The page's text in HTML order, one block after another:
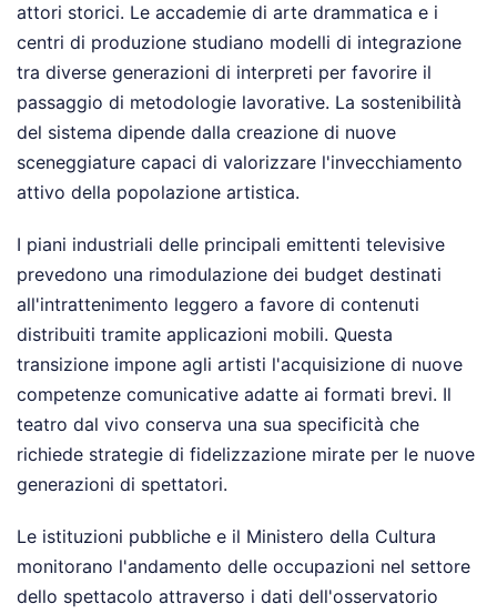
attori storici. Le accademie di arte drammatica e i
centri di produzione studiano modelli di integrazione
tra diverse generazioni di interpreti per favorire il
passaggio di metodologie lavorative. La sostenibilità
del sistema dipende dalla creazione di nuove
sceneggiature capaci di valorizzare l'invecchiamento
attivo della popolazione artistica.
I piani industriali delle principali emittenti televisive
prevedono una rimodulazione dei budget destinati
all'intrattenimento leggero a favore di contenuti
distribuiti tramite applicazioni mobili. Questa
transizione impone agli artisti l'acquisizione di nuove
competenze comunicative adatte ai formati brevi. Il
teatro dal vivo conserva una sua specificità che
richiede strategie di fidelizzazione mirate per le nuove
generazioni di spettatori.
Le istituzioni pubbliche e il Ministero della Cultura
monitorano l'andamento delle occupazioni nel settore
dello spettacolo attraverso i dati dell'osservatorio